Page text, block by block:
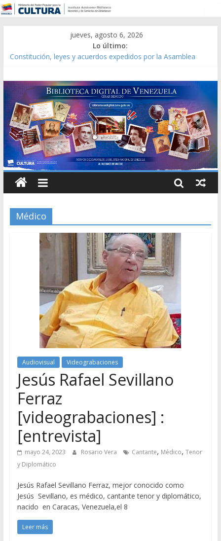
jueves, agosto 6, 2026
Lo último:
Constitución, leyes y acuerdos expedidos por la Asamblea
Modesta Bor Sánchez [material gráfico]
Gaceta Oficial de la República de Venezuela año CXXXIII Mes V,
Caracas 09 de marzo de 2006 N° 38.394
Catálogo temático de obras de Modesta Bor
Médico
Audiovisual Videograbaciones
Jesús Rafael Sevillano
Ferraz
[videograbaciones] :
[entrevista]
mayo 24, 2023 Rosario Vera Cantante, Médico, Tenor
y Diplomático
Jesús Rafael Sevillano Ferraz, mejor conocido como
Jesús Sevillano, es médico, cantante tenor y diplomático,
nacido en Caracas, Venezuela,el 8
Leer más